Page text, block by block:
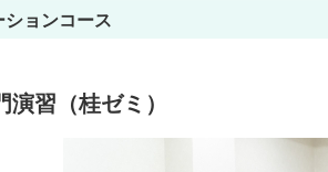
ョンコース
習（桂ゼミ）